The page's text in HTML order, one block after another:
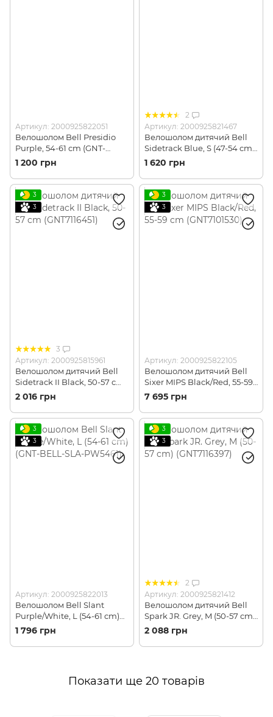
Артикул: 2000925822051
Велошолом Bell Presidio
Purple, 54-61 cm (GNT-
BELL-PRES-P5461)
1 200 грн
2
Артикул: 2000925821467
Велошолом дитячий Bell
Sidetrack Blue, S (47-54 cm)
(GNT7101819)
1 620 грн
3
3
3
Артикул: 2000925815961
Велошолом дитячий Bell
Sidetrack II Black, 50-57 cm
(GNT7116451)
2 016 грн
3
3
Артикул: 2000925822105
Велошолом дитячий Bell
Sixer MIPS Black/Red, 55-59
cm (GNT7101530)
7 695 грн
3
3
Артикул: 2000925822013
Велошолом Bell Slant
Purple/White, L (54-61 cm)
(GNT-BELL-SLA-PW5461)
1 796 грн
3
3
2
Артикул: 2000925821412
Велошолом дитячий Bell
Spark JR. Grey, M (50-57 cm)
(GNT7116397)
2 088 грн
Показати ще 20 товарів